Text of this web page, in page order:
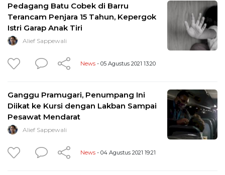
Pedagang Batu Cobek di Barru
Terancam Penjara 15 Tahun, Kepergok
Istri Garap Anak Tiri
Alief Sappewali
News - 05 Agustus 2021 13:20
Ganggu Pramugari, Penumpang Ini
Diikat ke Kursi dengan Lakban Sampai
Pesawat Mendarat
Alief Sappewali
News - 04 Agustus 2021 19:21